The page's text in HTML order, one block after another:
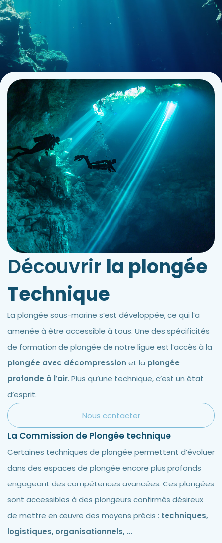
La plongée technique
La plongée adaptée
L'audiovisuel
La TSA et le TSC
Les sciences
La médecine
Contact
Découvrir la plongée
Technique
La plongée sous-marine s’est développée, ce qui l’a
amenée à être accessible à tous. Une des spécificités
de formation de plongée de notre ligue est l’accès à la
plongée avec décompression et la plongée
profonde à l’air. Plus qu’une technique, c’est un état
d’esprit.
Nous contacter
La Commission de Plongée technique
Certaines techniques de plongée permettent d’évoluer
dans des espaces de plongée encore plus profonds
engageant des compétences avancées. Ces plongées
sont accessibles à des plongeurs confirmés désireux
de mettre en œuvre des moyens précis : techniques,
logistiques, organisationnels, …